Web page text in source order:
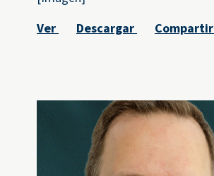
Ver
Descargar Compartir